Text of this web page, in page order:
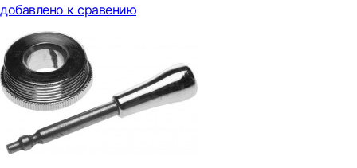
добавлено к сравению